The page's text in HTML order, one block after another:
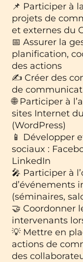
📌 Participer à
projets de
et externes du
📅 Assurer la
planification,
des actions
✍️ Créer des
de
🌐 Participer à
sites Internet
(WordPress)
📱 Développer
sociaux :
LinkedIn
🎤 Participer à
d’événements
(séminaires,
🤝 Coordonner
intervenants
💡 Mettre en
actions de
des